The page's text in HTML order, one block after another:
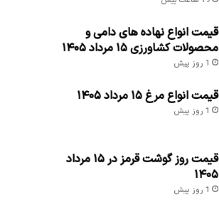
قیمت انواع نهاده های دامی و
محصولات کشاورزی ۱۵ مرداد ۱۴۰۵
1 روز پیش
قیمت انواع مرغ ۱۵ مرداد ۱۴۰۵
1 روز پیش
قیمت روز گوشت قرمز در ۱۵ مرداد
۱۴۰۵
1 روز پیش